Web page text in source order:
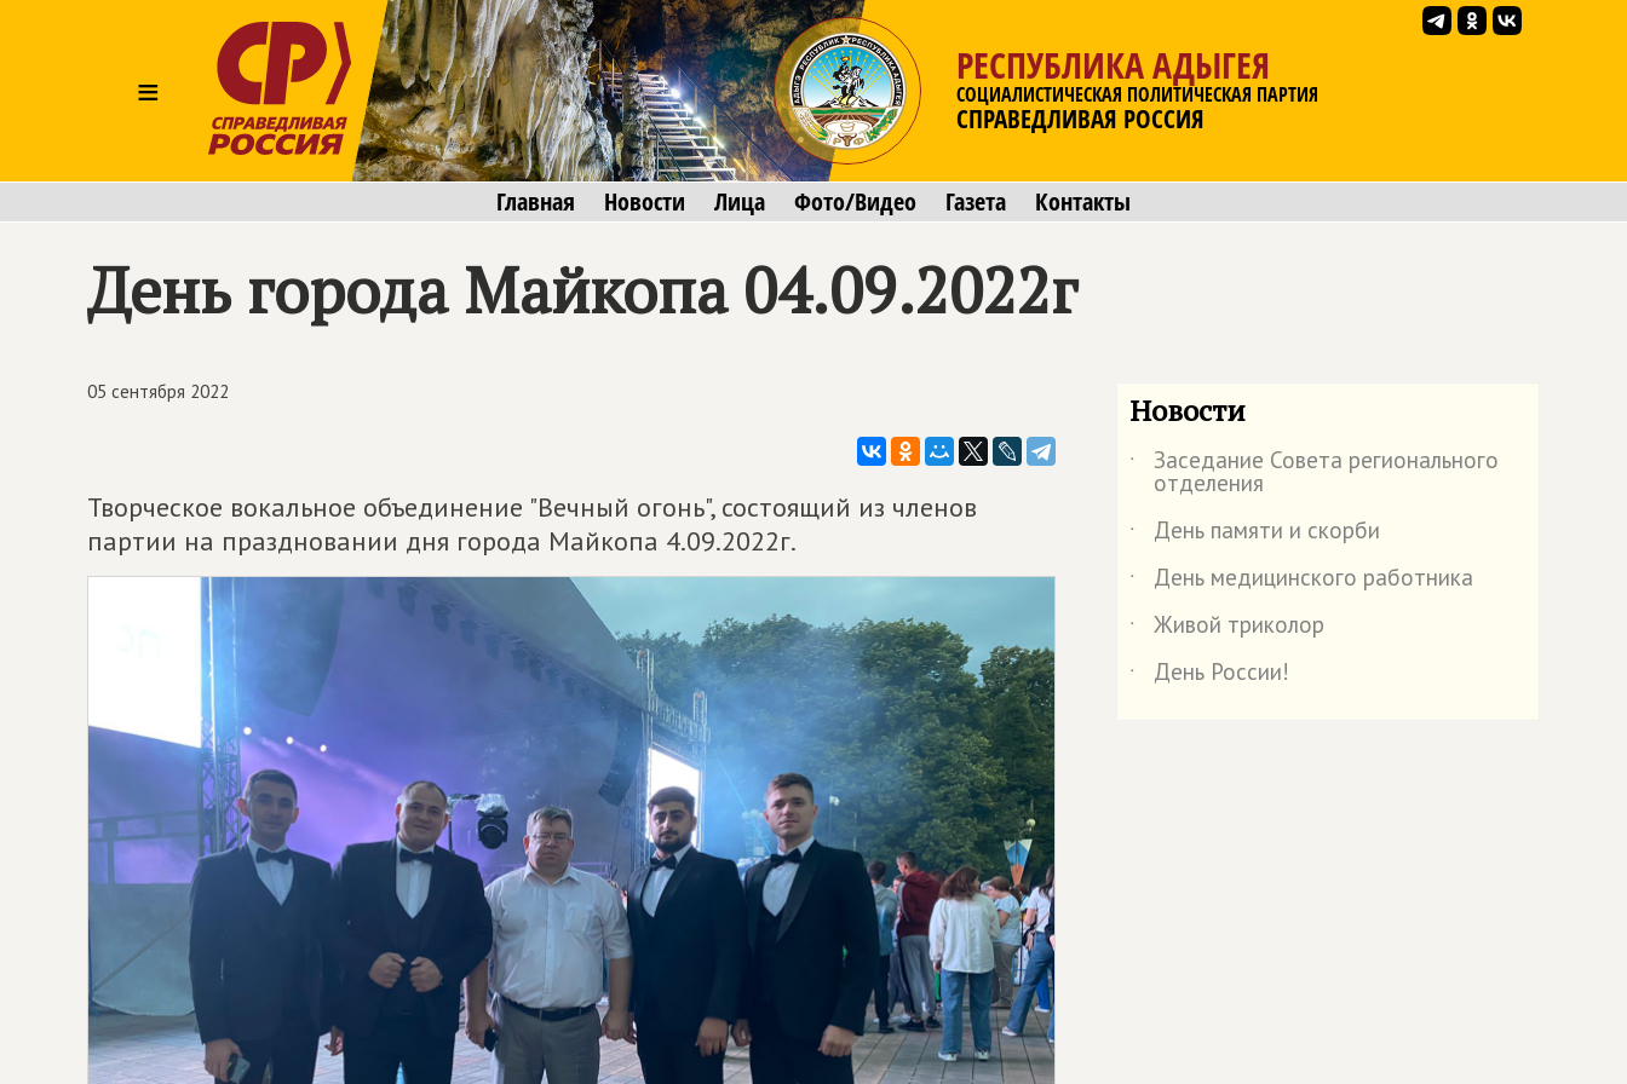
≡
РЕСПУБЛИКА АДЫГЕЯ
СОЦИАЛИСТИЧЕСКАЯ ПОЛИТИЧЕСКАЯ ПАРТИЯ
СПРАВЕДЛИВАЯ РОССИЯ
Главная Новости Лица Фото/Видео Газета Контакты
День города Майкопа 04.09.2022г
05 сентября 2022
Творческое вокальное объединение "Вечный огонь", состоящий из членов
партии на праздновании дня города Майкопа 4.09.2022г.
Новости
˙ Заседание Совета регионального
отделения
˙
День памяти и скорби
˙
День медицинского работника
˙
Живой триколор
˙
День России!